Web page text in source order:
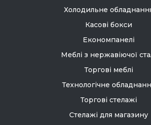
Холодильне
Касові бокси
Економпанелі
Меблі з нержавіючої
Торгові меблі
Технологічне
Торгові стелажі
Стелажі для магазину